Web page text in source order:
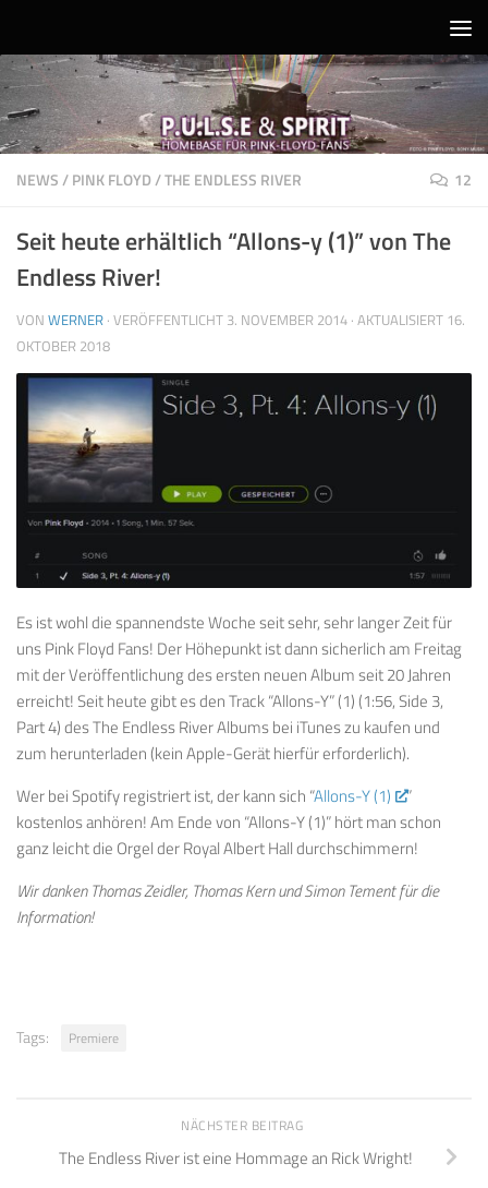
NEWS/PINK FLOYD/THE ENDLESS RIVER 12
Seit heute erhältlich “Allons-y (1)” von The
Endless River!
VON WERNER · VERÖFFENTLICHT 3. NOVEMBER 2014 · AKTUALISIERT 16.
OKTOBER 2018
Es ist wohl die spannendste Woche seit sehr, sehr langer Zeit für
uns Pink Floyd Fans! Der Höhepunkt ist dann sicherlich am Freitag
mit der Veröffentlichung des ersten neuen Album seit 20 Jahren
erreicht! Seit heute gibt es den Track “Allons-Y” (1) (1:56, Side 3,
Part 4) des The Endless River Albums bei iTunes zu kaufen und
zum herunterladen (kein Apple-Gerät hierfür erforderlich).
Wer bei Spotify registriert ist, der kann sich “Allons-Y (1)
”
kostenlos anhören! Am Ende von “Allons-Y (1)” hört man schon
ganz leicht die Orgel der Royal Albert Hall durchschimmern!
Wir danken Thomas Zeidler, Thomas Kern und Simon Tement für die
Information!
Tags: Premiere
NÄCHSTER BEITRAG
The Endless River ist eine Hommage an Rick Wright!